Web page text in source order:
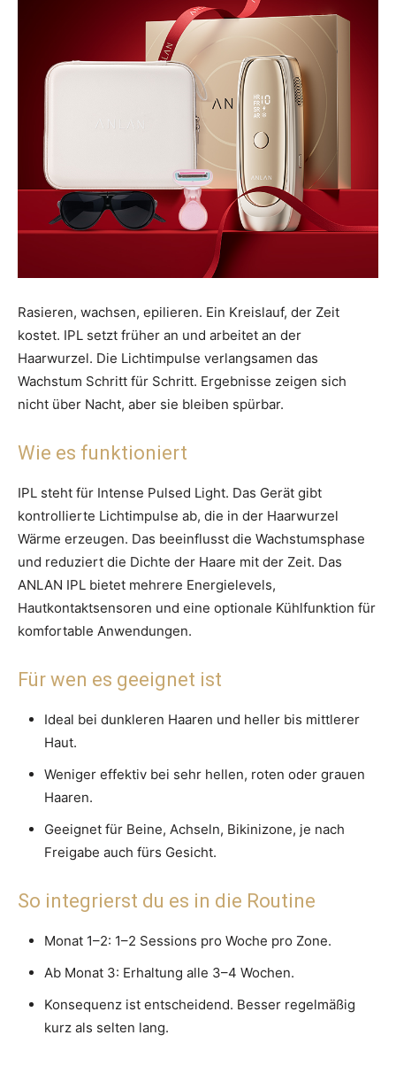
Rasieren, wachsen, epilieren. Ein Kreislauf, der Zeit
kostet. IPL setzt früher an und arbeitet an der
Haarwurzel. Die Lichtimpulse verlangsamen das
Wachstum Schritt für Schritt. Ergebnisse zeigen sich
nicht über Nacht, aber sie bleiben spürbar.
Wie es funktioniert
IPL steht für Intense Pulsed Light. Das Gerät gibt
kontrollierte Lichtimpulse ab, die in der Haarwurzel
Wärme erzeugen. Das beeinflusst die Wachstumsphase
und reduziert die Dichte der Haare mit der Zeit. Das
ANLAN IPL bietet mehrere Energielevels,
Hautkontaktsensoren und eine optionale Kühlfunktion für
komfortable Anwendungen.
Für wen es geeignet ist
Ideal bei dunkleren Haaren und heller bis mittlerer
Haut.
Weniger effektiv bei sehr hellen, roten oder grauen
Haaren.
Geeignet für Beine, Achseln, Bikinizone, je nach
Freigabe auch fürs Gesicht.
So integrierst du es in die Routine
Monat 1–2: 1–2 Sessions pro Woche pro Zone.
Ab Monat 3: Erhaltung alle 3–4 Wochen.
Konsequenz ist entscheidend. Besser regelmäßig
kurz als selten lang.